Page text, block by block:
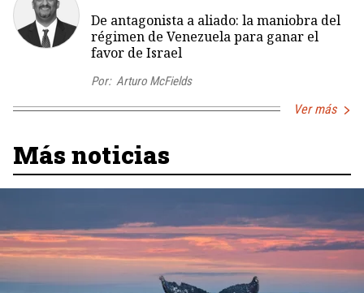
De antagonista a aliado: la maniobra del
régimen de Venezuela para ganar el
favor de Israel
Por: Arturo McFields
Ver más
Más noticias